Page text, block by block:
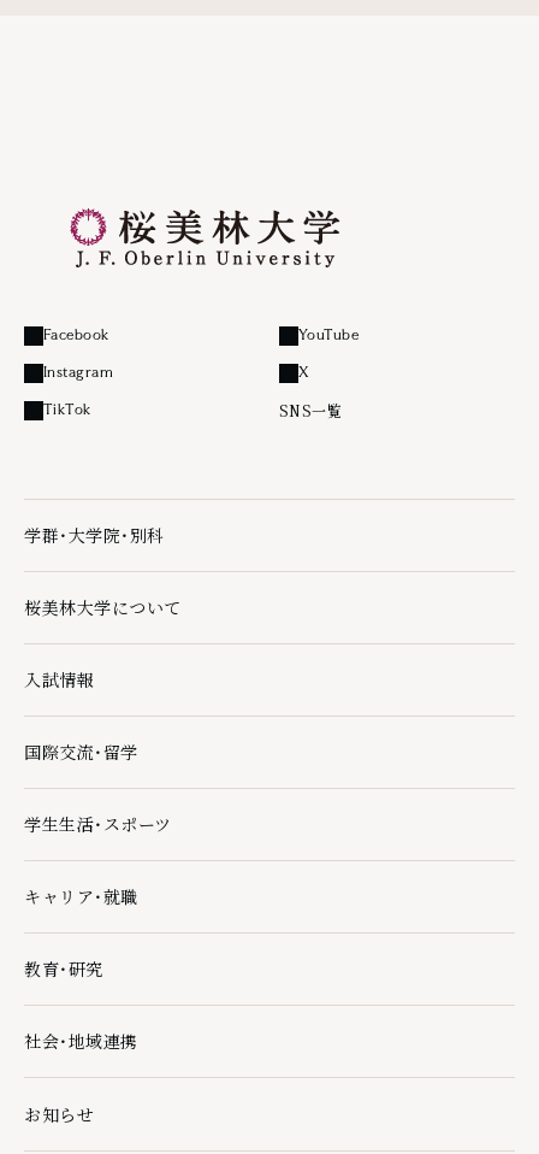
Facebook
外部リンク
YouTube
外部リンク
Instagram
外部リンク
X
外部リンク
TikTok
外部リンク SNS一覧
学群・大学院・別科
学群・大学院・別科の下層ページ一覧を開く
桜美林大学について
桜美林大学についての下層ページ一覧を開く
入試情報
入試情報の下層ページ一覧を開く
国際交流・留学
国際交流・留学の下層ページ一覧を開く
学生生活・スポーツ
学生生活・スポーツの下層ページ一覧を開く
キャリア・就職
キャリア・就職の下層ページ一覧を開く
教育・研究
教育・研究の下層ページ一覧を開く
社会・地域連携
社会・地域連携の下層ページ一覧を開く
お知らせ